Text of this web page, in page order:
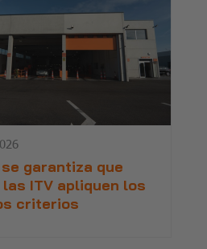
se garantiza que
ITV apliquen los
criterios